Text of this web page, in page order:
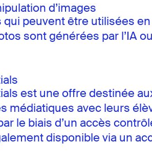
d’images
qui peuvent être utilisées
sont générées par l’IA
est une offre destinée
médiatiques avec leurs
le biais d’un accès
disponible via un